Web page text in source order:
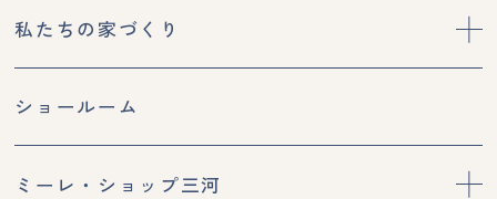
私たちの家づくり
ショールーム
ミーレ・ショップ三河